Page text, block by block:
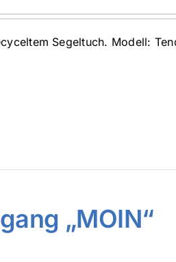
Segeltuch. Modell:
„MOIN“